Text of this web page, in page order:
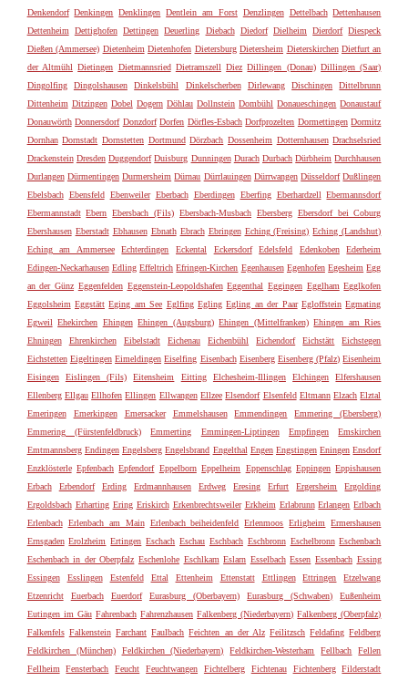
Denkendorf Denkingen Denklingen Dentlein am Forst Denzlingen Dettelbach Dettenhausen
Dettenheim
Dettighofen Dettingen Deuerling Diebach Diedorf Dielheim Dierdorf Diespeck
Dießen (Ammersee) Dietenheim Dietenhofen Dietersburg Dietersheim Dieterskirchen Dietfurt an
der Altmühl Dietingen Dietmannsried Dietramszell Diez Dillingen (Donau) Dillingen (Saar)
Dingolfing
Dingolshausen Dinkelsbühl Dinkelscherben Dirlewang Dischingen
Dittelbrunn
Dittenheim Ditzingen Dobel Dogern Döhlau Dollnstein Dombühl Donaueschingen Donaustauf
Donauwörth Donnersdorf Donzdorf Dorfen Dörfles-Esbach Dorfprozelten Dormettingen Dormitz
Dornhan Dornstadt Dornstetten Dortmund Dörzbach Dossenheim Dotternhausen Drachselsried
Drackenstein Dresden Duggendorf Duisburg Dunningen Durach Durbach Dürbheim Durchhausen
Durlangen Dürmentingen Durmersheim Dürnau Dürrlauingen Dürrwangen Düsseldorf Dußlingen
Ebelsbach Ebensfeld Ebenweiler Eberbach Eberdingen Eberfing Eberhardzell Ebermannsdorf
Ebermannstadt Ebern Ebersbach (Fils) Ebersbach-Musbach Ebersberg Ebersdorf bei Coburg
Ebershausen Eberstadt Ebhausen Ebnath Ebrach Ebringen Eching (Freising) Eching (Landshut)
Eching am Ammersee
Echterdingen Eckental Eckersdorf Edelsfeld Edenkoben
Ederheim
Edingen-Neckarhausen Edling Effeltrich Efringen-Kirchen Egenhausen Egenhofen Egesheim Egg
an der Günz Eggenfelden Eggenstein-Leopoldshafen Eggenthal Eggingen Egglham Egglkofen
Eggolsheim Eggstätt Eging am See Eglfing Egling Egling an der Paar Egloffstein Egmating
Egweil Ehekirchen Ehingen Ehingen (Augsburg) Ehingen (Mittelfranken) Ehingen am Ries
Ehningen
Ehrenkirchen Eibelstadt Eichenau Eichenbühl Eichendorf Eichstätt
Eichstegen
Eichstetten Eigeltingen Eimeldingen Eiselfing Eisenbach Eisenberg Eisenberg (Pfalz) Eisenheim
Eisingen
Eislingen (Fils) Eitensheim Eitting Elchesheim-Illingen Elchingen
Elfershausen
Ellenberg Ellgau Ellhofen Ellingen Ellwangen Ellzee Elsendorf Elsenfeld Eltmann Elzach Elztal
Emeringen
Emerkingen Emersacker Emmelshausen Emmendingen
Emmering (Ebersberg)
Emmering (Fürstenfeldbruck)
Emmerting Emmingen-Liptingen Empfingen
Emskirchen
Emtmannsberg Endingen Engelsberg Engelsbrand Engelthal Engen Engstingen Eningen Ensdorf
Enzklösterle Epfenbach Epfendorf Eppelborn Eppelheim Eppenschlag Eppingen Eppishausen
Erbach
Erbendorf Erding Erdmannhausen Erdweg Eresing Erfurt Ergersheim
Ergolding
Ergoldsbach Erharting Ering Eriskirch Erkenbrechtsweiler Erkheim Erlabrunn Erlangen Erlbach
Erlenbach Erlenbach am Main Erlenbach beiheidenfeld Erlenmoos Erligheim
Ermershausen
Ernsgaden Erolzheim Ertingen Eschach Eschau Eschbach Eschbronn Eschelbronn Eschenbach
Eschenbach in der Oberpfalz Eschenlohe Eschlkam Eslarn Esselbach Essen Essenbach Essing
Essingen
Esslingen Estenfeld Ettal Ettenheim Ettenstatt Ettlingen Ettringen
Etzelwang
Etzenricht
Euerbach Euerdorf Eurasburg (Oberbayern) Eurasburg (Schwaben)
Eußenheim
Eutingen im Gäu Fahrenbach Fahrenzhausen Falkenberg (Niederbayern) Falkenberg (Oberpfalz)
Falkenfels Falkenstein Farchant Faulbach Feichten an der Alz Feilitzsch Feldafing Feldberg
Feldkirchen (München)
Feldkirchen (Niederbayern) Feldkirchen-Westerham Fellbach
Fellen
Fellheim
Fensterbach Feucht Feuchtwangen Fichtelberg Fichtenau Fichtenberg
Filderstadt